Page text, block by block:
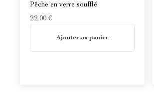
Pêche en verre soufflé
22,00 €
Ajouter au panier